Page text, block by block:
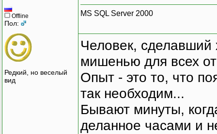
Offline
Пол:
Редкий, но веселый
вид
MS SQL Server 2000
Человек, сделавший
мишенью для всех
Опыт - это то, что
так необходим...
Бывают минуты,
деланное часами и